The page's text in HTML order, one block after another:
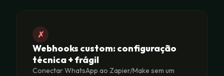
✗
Webhooks custom: configuração
técnica + frágil
Conectar WhatsApp ao Zapier/Make sem um